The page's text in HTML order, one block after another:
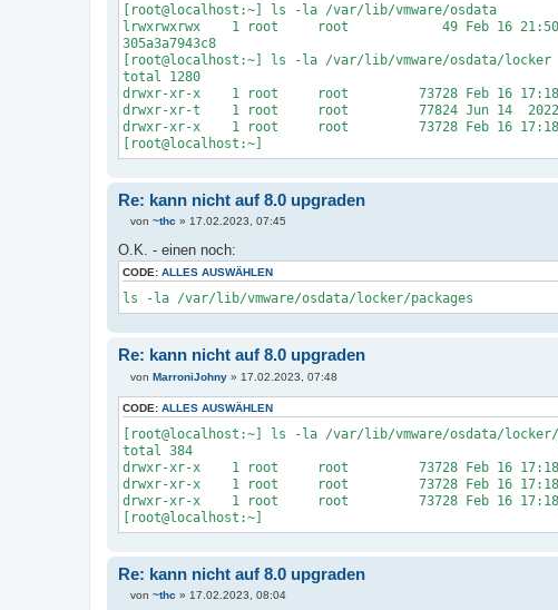
[root@localhost:~] ls -la /var/lib/vmware/osdata
lrwxrwxrwx 1 root root 49 Feb 16 21:50 /var/lib/
305a3a7943c8
[root@localhost:~] ls -la /var/lib/vmware/osdata/locker
total 1280
drwxr-xr-x 1 root root 73728 Feb 16
drwxr-xr-t 1 root root 77824 Jun 14
drwxr-xr-x 1 root root 73728 Feb 16 17:18
[root@localhost:~]
Re: kann nicht auf 8.0 upgraden
e
i
t
r
a
g
von ~thc » 17.02.2023, 07:45
O.K. - einen noch:
CODE: ALLES AUSWÄHLEN
ls -la /var/lib/vmware/osdata/locker/packages
Re: kann nicht auf 8.0 upgraden
e
i
r
a
g
von MarroniJohny » 17.02.2023, 07:48
CODE: ALLES AUSWÄHLEN
[root@localhost:~] ls -la /var/lib/vmware/osdata/locker/
total 384
drwxr-xr-x 1 root root 73728 Feb 16
drwxr-xr-x 1 root root 73728 Feb 16
drwxr-xr-x 1 root root 73728 Feb 16 17:18
[root@localhost:~]
Re: kann nicht auf 8.0 upgraden
von ~thc » 17.02.2023, 08:04